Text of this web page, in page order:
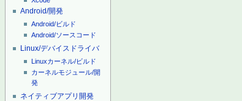
Android/開発
Android/ビルド
Android/ソースコード
Linux/デバイスドライバ
Linuxカーネル/ビルド
カーネルモジュール/開
発
ネイティブアプリ開発